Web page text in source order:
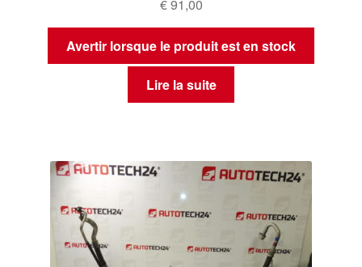
€91,00
Avertir lorsque le produit est en stock
Lire la suite